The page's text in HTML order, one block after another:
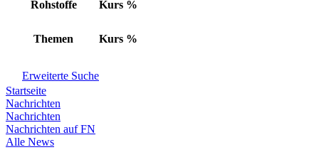
Rohstoffe Kurs %
Themen Kurs %
Erweiterte Suche
Startseite
Nachrichten
Nachrichten
Nachrichten auf FN
Alle News